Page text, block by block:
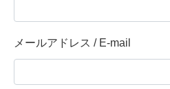
メールアドレス / E-mail